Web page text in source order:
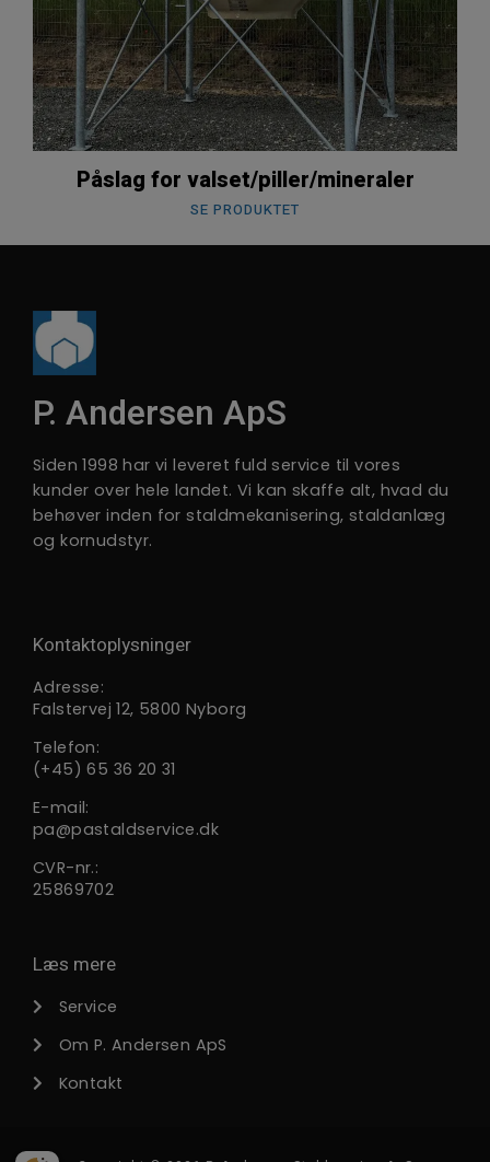
Påslag for valset/piller/mineraler
SE PRODUKTET
P. Andersen ApS
Siden 1998 har vi leveret fuld service til vores
kunder over hele landet. Vi kan skaffe alt, hvad du
behøver inden for staldmekanisering, staldanlæg
og kornudstyr.
Kontaktoplysninger
Adresse:
Falstervej 12, 5800 Nyborg
Telefon:
(+45) 65 36 20 31
E-mail:
pa@pastaldservice.dk
CVR-nr.:
25869702
Læs mere
Service
Om P. Andersen ApS
Kontakt